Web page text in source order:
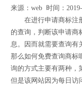
来源：web 时间：
在进行申请商标注册
的查询，判断该申请商
息。因而就需要查询有
那么如何免费查询商标
询的方式主要有两种，
但是该网站因为每日访